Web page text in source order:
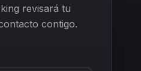
revisará tu
contigo.